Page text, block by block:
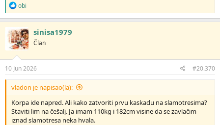
R
e
a
g
o
v
a
n
j
obi
sinisa1979
Član
10 Jun 2026 #20.370
vladon je napisao(la):
Korpa ide napred. Ali kako zatvoriti prvu kaskadu na slamotresima?
Staviti lim na češalj. Ja imam 110kg i 182cm visine da se zavlačim
iznad slamotresa neka hvala.